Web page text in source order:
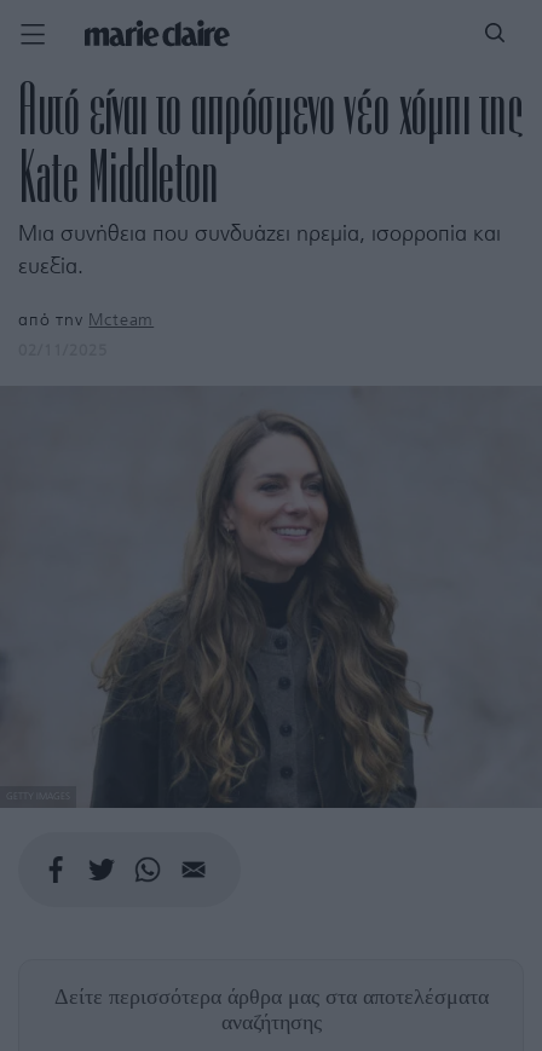
Αυτό είναι το απρόσμενο νέο χόμπι της
Kate Middleton
Μια συνήθεια που συνδυάζει ηρεμία, ισορροπία και
ευεξία.
από την Mcteam
Δείτε περισσότερα άρθρα μας στα αποτελέσματα
αναζήτησης